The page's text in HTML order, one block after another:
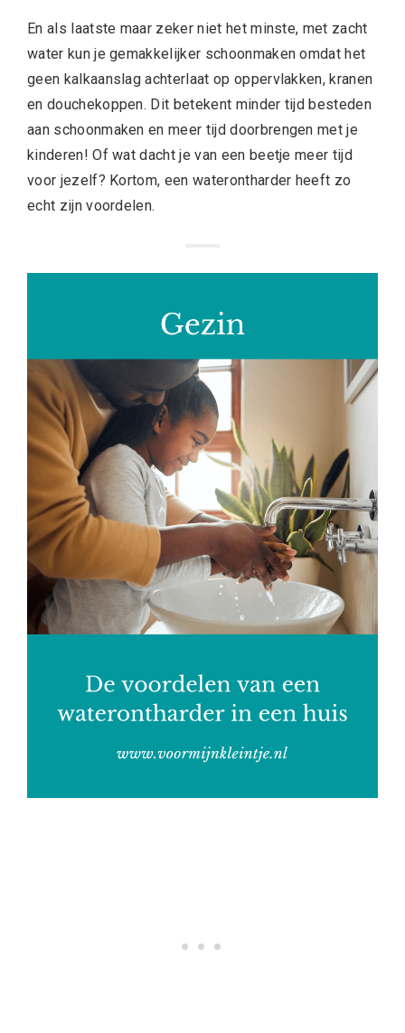
En als laatste maar zeker niet het minste, met zacht
water kun je gemakkelijker schoonmaken omdat het
geen kalkaanslag achterlaat op oppervlakken, kranen
en douchekoppen. Dit betekent minder tijd besteden
aan schoonmaken en meer tijd doorbrengen met je
kinderen! Of wat dacht je van een beetje meer tijd
voor jezelf? Kortom, een waterontharder heeft zo
echt zijn voordelen.